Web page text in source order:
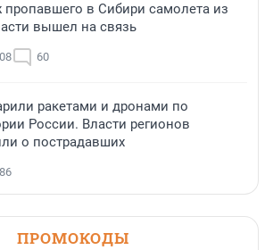
пропавшего в Сибири самолета из
вышел на связь
60
ракетами и дронами по
России. Власти регионов
о пострадавших
ПРОМОКОДЫ